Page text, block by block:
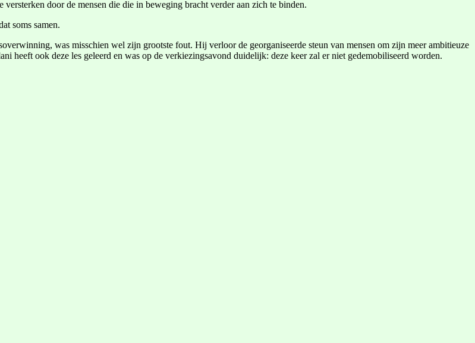
door de mensen die die in beweging bracht verder aan zich te binden.
soms samen.
was misschien wel zijn grootste fout. Hij verloor de georganiseerde steun van mensen om zijn meer ambitieuze
heeft ook deze les geleerd en was op de verkiezingsavond duidelijk: deze keer zal er niet gedemobiliseerd worden.